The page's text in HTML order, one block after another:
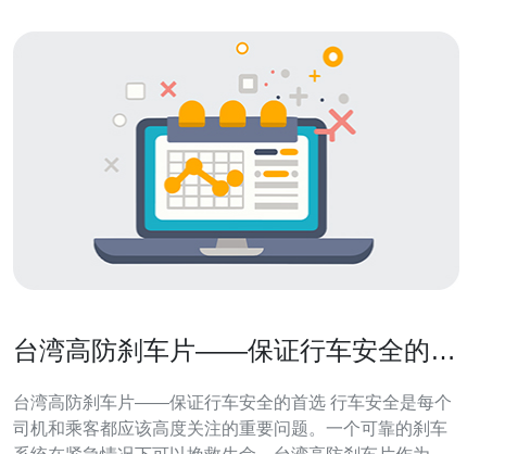
台湾高防刹车片——保证行车安全的首
台湾高防刹车片——保证行车安全的首选 行车安全是每个
司机和乘客都应该高度关注的重要问题。一个可靠的刹车